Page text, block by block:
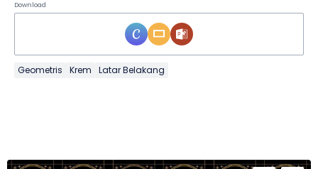
Download
Geometris Krem Latar Belakang